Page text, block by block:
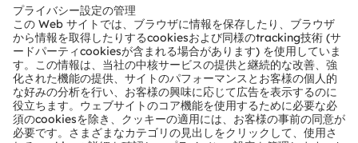
テクニカルサポート
パートナーネットワーク
通報